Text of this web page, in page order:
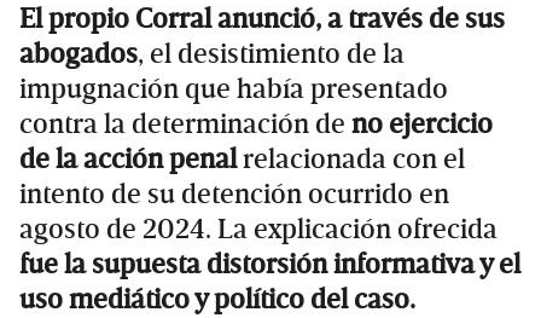
El propio Corral anunció, a través de sus
abogados, el desistimiento de la
impugnación que había presentado
contra la determinación de no ejercicio
de la acción penalrelacionada con el
intento de su detención ocurrido en
agosto de 2024. La explicación ofrecida
fue la supuesta distorsión informativa y el
uso mediático y político del caso.